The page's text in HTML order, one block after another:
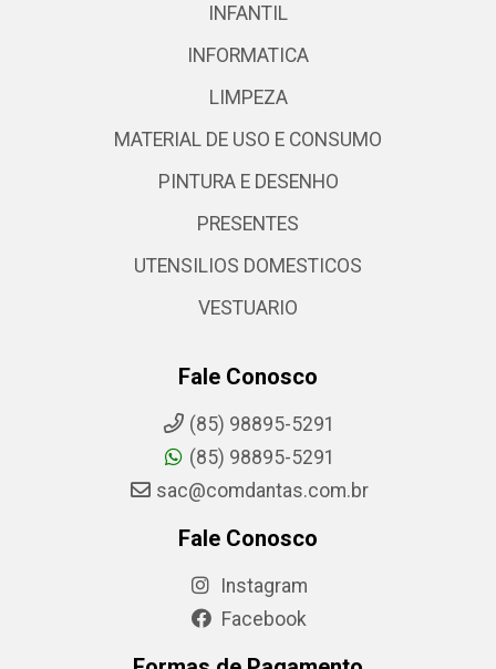
INFANTIL
INFORMATICA
LIMPEZA
MATERIAL DE USO E CONSUMO
PINTURA E DESENHO
PRESENTES
UTENSILIOS DOMESTICOS
VESTUARIO
Fale Conosco
(85) 98895-5291
(85) 98895-5291
sac@comdantas.com.br
Fale Conosco
Instagram
Facebook